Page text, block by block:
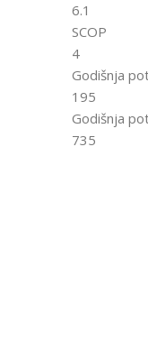
6.1
SCOP
4
Godišnja
195
Godišnja
735